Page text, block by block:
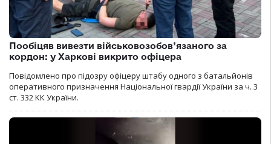
Пообіцяв вивезти військовозобов’язаного за
кордон: у Харкові викрито офіцера
Повідомлено про підозру офіцеру штабу одного з батальйонів
оперативного призначення Національної гвардії України за ч. 3
ст. 332 КК України.